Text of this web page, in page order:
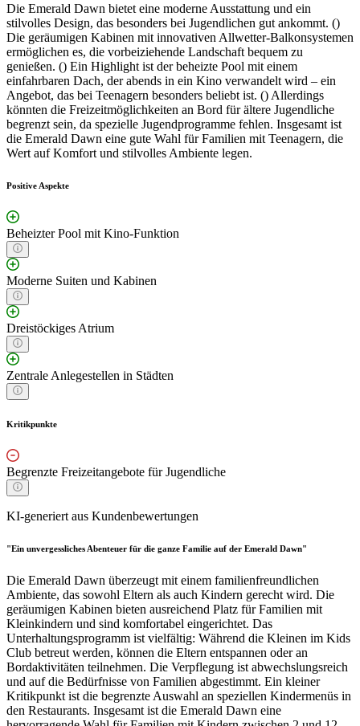
Die Emerald Dawn bietet eine moderne Ausstattung und ein
stilvolles Design, das besonders bei Jugendlichen gut ankommt. ()
Die geräumigen Kabinen mit innovativen Allwetter-Balkonsystemen
ermöglichen es, die vorbeiziehende Landschaft bequem zu
genießen. () Ein Highlight ist der beheizte Pool mit einem
einfahrbaren Dach, der abends in ein Kino verwandelt wird – ein
Angebot, das bei Teenagern besonders beliebt ist. () Allerdings
könnten die Freizeitmöglichkeiten an Bord für ältere Jugendliche
begrenzt sein, da spezielle Jugendprogramme fehlen. Insgesamt ist
die Emerald Dawn eine gute Wahl für Familien mit Teenagern, die
Wert auf Komfort und stilvolles Ambiente legen.
Positive Aspekte
Beheizter Pool mit Kino-Funktion
Moderne Suiten und Kabinen
Dreistöckiges Atrium
Zentrale Anlegestellen in Städten
Kritikpunkte
Begrenzte Freizeitangebote für Jugendliche
KI-generiert aus Kundenbewertungen
"Ein unvergessliches Abenteuer für die ganze Familie auf der Emerald Dawn"
Die Emerald Dawn überzeugt mit einem familienfreundlichen
Ambiente, das sowohl Eltern als auch Kindern gerecht wird. Die
geräumigen Kabinen bieten ausreichend Platz für Familien mit
Kleinkindern und sind komfortabel eingerichtet. Das
Unterhaltungsprogramm ist vielfältig: Während die Kleinen im Kids
Club betreut werden, können die Eltern entspannen oder an
Bordaktivitäten teilnehmen. Die Verpflegung ist abwechslungsreich
und auf die Bedürfnisse von Familien abgestimmt. Ein kleiner
Kritikpunkt ist die begrenzte Auswahl an speziellen Kindermenüs in
den Restaurants. Insgesamt ist die Emerald Dawn eine